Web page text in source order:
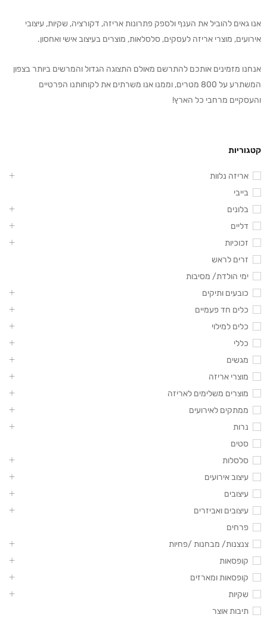
אנו גאים להוביל את הענף ולספק פתרונות אריזה, דקורציה, שקיות, עיצובי
אירועים, מוצרי אריזה לעסקים, סלסלאות, מוצרים בעיצוב אישי ואחסון.
אנחנו מזמינים אותכם להתרשם מאולם התצוגה הגדול והמרשים ביותר בצפון
המשתרע על 800 מטרים, וממנו אנו משרתים את לקוחותנו הפרטיים
והעסקיים מרחבי כל הארץ!
קטגוריות
אריזה נלוות
בייבי
בלונים
דליים
זכוכיות
זרים לראש
ימי הולדת/ מסיבות
כובעים ותיקים
כלים חד פעמיים
כלים למילוי
כללי
מגשים
מוצרי אריזה
מוצרים משלימים לאריזה
ממתקים לאירועים
נרות
סטים
סלסלות
עיצוב אירועים
עיצובים
עיצובים ואביזרים
פרחים
צנצנות/ מבחנות /פחיות
קופסאות
קופסאות ומארזים
שקיות
תיבות אוצר